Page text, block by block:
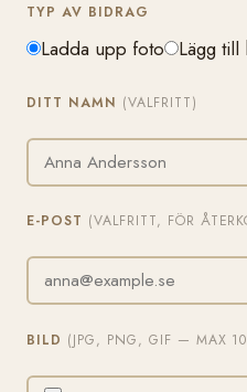
TYP AV BIDRAG
Ladda upp foto Lägg till
DITT NAMN (VALFRITT)
E-POST (VALFRITT, FÖR
BILD (JPG, PNG, GIF — MAX